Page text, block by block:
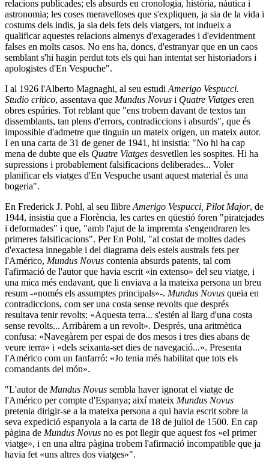
relacions publicades; els absurds en cronologia, història, nàutica i
astronomia; les coses meravelloses que s'expliquen, ja sia de la vida i
costums dels indis, ja sia dels fets dels viatgers, tot indueix a
qualificar aquestes relacions almenys d'exagerades i d'evidentment
falses en molts casos. No ens ha, doncs, d'estranyar que en un caos
semblant s'hi hagin perdut tots els qui han intentat ser historiadors i
apologistes d'En Vespuche".
I al 1926 l'Alberto Magnaghi, al seu estudi Amerigo Vespucci.
Studio critico, assentava que Mundus Novus i Quatre Viatges eren
obres espúries. Tot reblant que "ens trobem davant de textos tan
dissemblants, tan plens d'errors, contradiccions i absurds", que és
impossible d'admetre que tinguin un mateix origen, un mateix autor.
I en una carta de 31 de gener de 1941, hi insistia: "No hi ha cap
mena de dubte que els Quatre Viatges desvetllen les sospites. Hi ha
supressions i probablement falsificacions deliberades... Voler
planificar els viatges d'En Vespuche usant aquest material és una
bogeria".
En Frederick J. Pohl, al seu llibre Amerigo Vespucci, Pilot Major, de
1944, insistia que a Florència, les cartes en qüestió foren "piratejades
i deformades" i que, "amb l'ajut de la impremta s'engendraren les
primeres falsificacions". Per En Pohl, "al costat de moltes dades
d'exactesa innegable i del diagrama dels estels australs fets per
l'Américo, Mundus Novus contenia absurds patents, tal com
l'afirmació de l'autor que havia escrit «in extenso» del seu viatge, i
una mica més endavant, que li enviava a la mateixa persona un breu
resum -«només els assumptes principals»-. Mundus Novus queia en
contradiccions, com ser una costa sense revolts que després
resultava tenir revolts: «Aquesta terra... s'estén al llarg d'una costa
sense revolts... Arribàrem a un revolt». Després, una aritmètica
confusa: «Navegàrem per espai de dos mesos i tres dies abans de
veure terra» i «dels seixanta-set dies de navegació...». Presenta
l'Américo com un fanfarró: «Jo tenia més habilitat que tots els
comandants del món».
"L'autor de Mundus Novus sembla haver ignorat el viatge de
l'Américo per compte d'Espanya; així mateix Mundus Novus
pretenia dirigir-se a la mateixa persona a qui havia escrit sobre la
seva expedició espanyola a la carta de 18 de juliol de 1500. En cap
pàgina de Mundus Novus no es pot llegir que aquest fos «el primer
viatge», i en una altra pàgina trobem l'afirmació incompatible que ja
havia fet «uns altres dos viatges»".